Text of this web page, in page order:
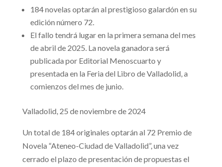
184 novelas optarán al prestigioso galardón en su
edición número 72.
El fallo tendrá lugar en la primera semana del mes
de abril de 2025. La novela ganadora será
publicada por Editorial Menoscuarto y
presentada en la Feria del Libro de Valladolid, a
comienzos del mes de junio.
Valladolid, 25 de noviembre de 2024
Un total de 184 originales optarán al 72 Premio de
Novela “Ateneo-Ciudad de Valladolid”, una vez
cerrado el plazo de presentación de propuestas el